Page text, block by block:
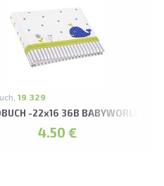
ALBUMS
19 329
-22x16 36B BABYWORLD
4.50 €